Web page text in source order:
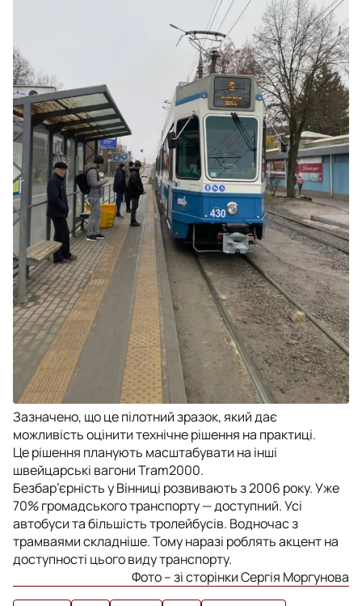
Зазначено, що це пілотний зразок, який дає
можливість оцінити технічне рішення на практиці.
Це рішення планують масштабувати на інші
швейцарські вагони Tram2000.
Безбар’єрність у Вінниці розвивають з 2006 року. Уже
70% громадського транспорту — доступний. Усі
автобуси та більшість тролейбусів. Водночас з
трамваями складніше. Тому наразі роблять акцент на
доступності цього виду транспорту.
Фото – зі сторінки Сергія Моргунова